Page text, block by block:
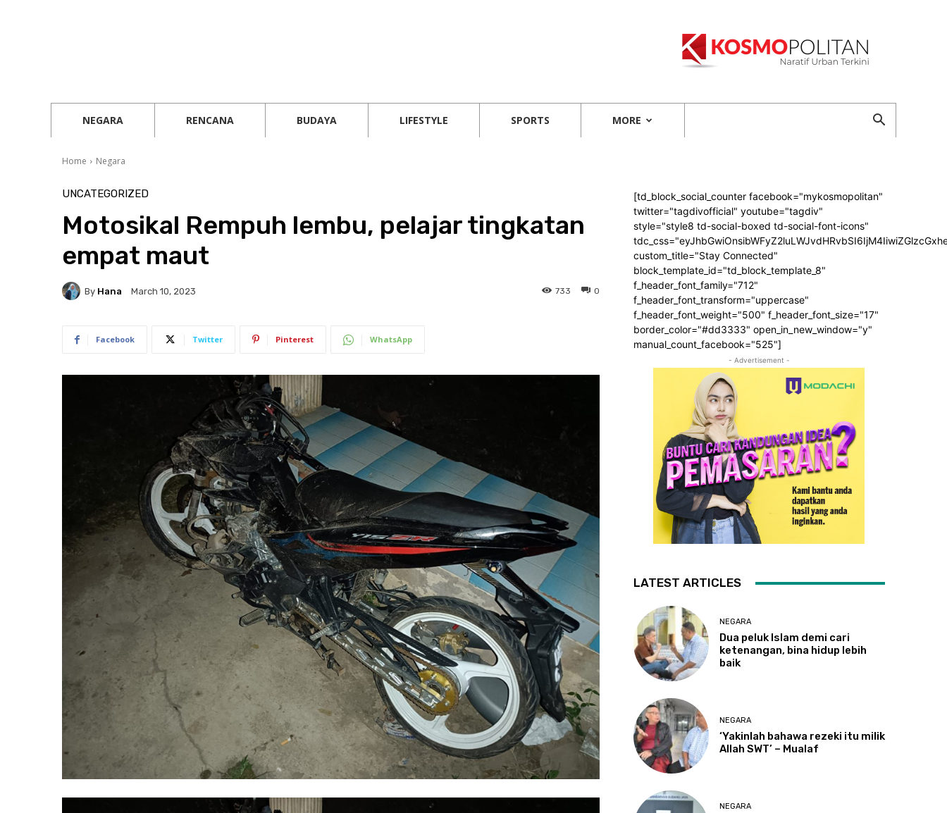
NEGARA RENCANA BUDAYA LIFESTYLE SPORTS MORE
Home Negara
UNCATEGORIZED
Motosikal Rempuh lembu, pelajar tingkatan
empat maut
By Hana March 10, 2023 0
733
Facebook Twitter Pinterest WhatsApp
[td_block_social_counter facebook="mykosmopolitan"
twitter="tagdivofficial" youtube="tagdiv"
style="style8 td-social-boxed td-social-font-icons"
custom_title="Stay Connected"
block_template_id="td_block_template_8"
f_header_font_family="712"
f_header_font_transform="uppercase"
f_header_font_weight="500" f_header_font_size="17"
border_color="#dd3333" open_in_new_window="y"
manual_count_facebook="525"]
- Advertisement -
LATEST ARTICLES
NEGARA
Dua peluk Islam demi cari
ketenangan, bina hidup lebih
baik
NEGARA
‘Yakinlah bahawa rezeki itu milik
Allah SWT’ – Mualaf
NEGARA